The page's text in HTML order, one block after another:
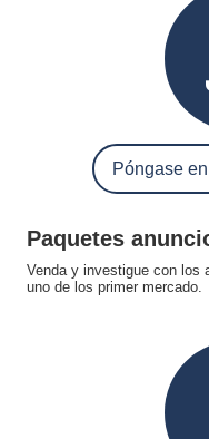
Póngase
Paquetes
Venda y investigue con los
uno de los primer mercado.